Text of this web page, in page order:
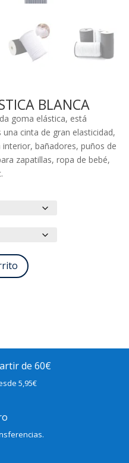
BLANCA
goma elástica, está
cinta de gran elasticidad,
bañadores, puños de
zapatillas, ropa de bebé,
de 60€
5,95€